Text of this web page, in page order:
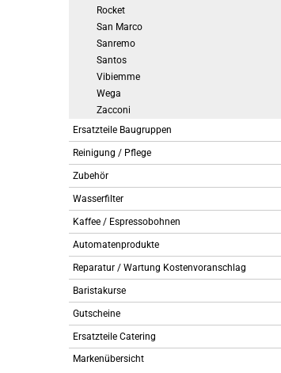
Rocket
San Marco
Sanremo
Santos
Vibiemme
Wega
Zacconi
Ersatzteile Baugruppen
Reinigung / Pflege
Zubehör
Wasserfilter
Kaffee / Espressobohnen
Automatenprodukte
Reparatur / Wartung Kostenvoranschlag
Baristakurse
Gutscheine
Ersatzteile Catering
Markenübersicht